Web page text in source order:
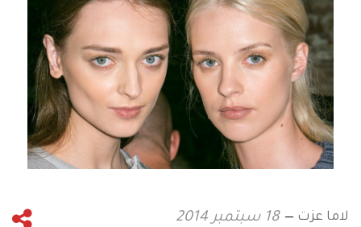
لاما عزت 18 سبتمبر 2014